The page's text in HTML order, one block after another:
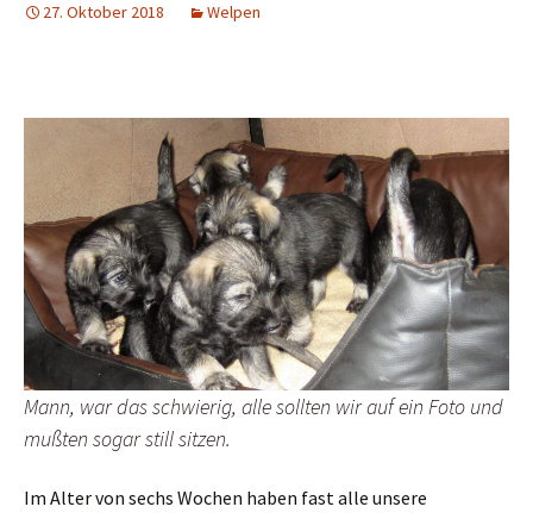
27. Oktober 2018 Welpen
Mann, war das schwierig, alle sollten wir auf ein Foto und
mußten sogar still sitzen.
Im Alter von sechs Wochen haben fast alle unsere